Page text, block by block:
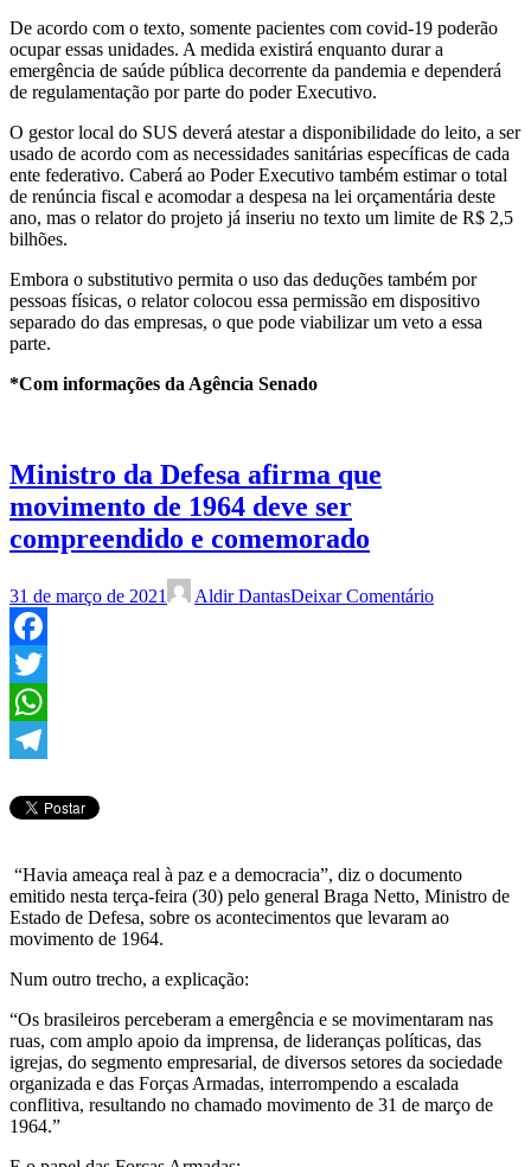
De acordo com o texto, somente pacientes com covid-19 poderão
ocupar essas unidades. A medida existirá enquanto durar a
emergência de saúde pública decorrente da pandemia e dependerá
de regulamentação por parte do poder Executivo.
O gestor local do SUS deverá atestar a disponibilidade do leito, a ser
usado de acordo com as necessidades sanitárias específicas de cada
ente federativo. Caberá ao Poder Executivo também estimar o total
de renúncia fiscal e acomodar a despesa na lei orçamentária deste
ano, mas o relator do projeto já inseriu no texto um limite de R$ 2,5
bilhões.
Embora o substitutivo permita o uso das deduções também por
pessoas físicas, o relator colocou essa permissão em dispositivo
separado do das empresas, o que pode viabilizar um veto a essa
parte.
*Com informações da Agência Senado
Ministro da Defesa afirma que
movimento de 1964 deve ser
compreendido e comemorado
31 de março de 2021 Aldir DantasDeixar Comentário
Facebook
Twitter
WhatsApp
“Havia ameaça real à paz e a democracia”, diz o documento
emitido nesta terça-feira (30) pelo general Braga Netto, Ministro de
Estado de Defesa, sobre os acontecimentos que levaram ao
movimento de 1964.
Num outro trecho, a explicação:
“Os brasileiros perceberam a emergência e se movimentaram nas
ruas, com amplo apoio da imprensa, de lideranças políticas, das
igrejas, do segmento empresarial, de diversos setores da sociedade
organizada e das Forças Armadas, interrompendo a escalada
conflitiva, resultando no chamado movimento de 31 de março de
1964.”